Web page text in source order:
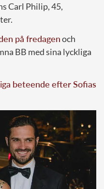
Carl Philip, 45,
på fredagenoch
BB med sina lyckliga
beteende efter Sofias